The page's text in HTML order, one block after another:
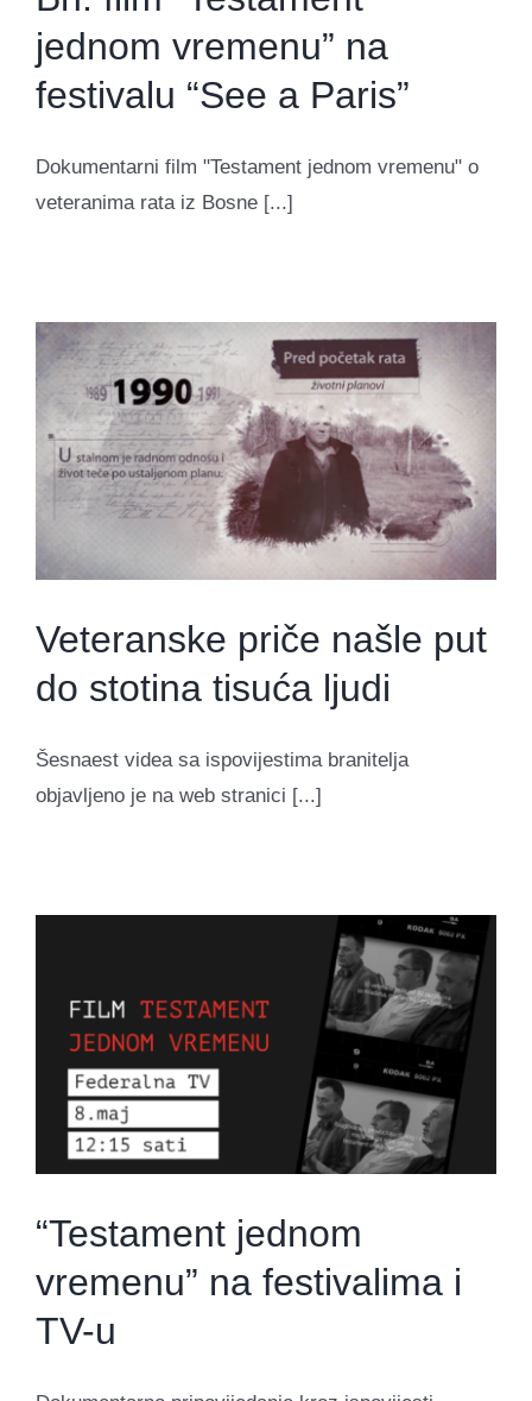
jednom vremenu” na
festivalu “See a Paris”
Dokumentarni film "Testament jednom vremenu" o
veteranima rata iz Bosne [...]
Veteranske priče našle put
do stotina tisuća ljudi
Šesnaest videa sa ispovijestima branitelja
objavljeno je na web stranici [...]
“Testament jednom
vremenu” na festivalima i
TV-u